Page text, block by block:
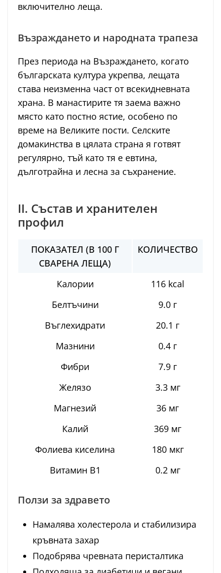
включително леща.
Възраждането и народната трапеза
През периода на Възраждането, когато
българската култура укрепва, лещата
става неизменна част от всекидневната
храна. В манастирите тя заема важно
място като постно ястие, особено по
време на Великите пости. Селските
домакинства в цялата страна я готвят
регулярно, тъй като тя е евтина,
дълготрайна и лесна за съхранение.
II. Състав и хранителен
профил
ПОКАЗАТЕЛ (В 100 Г
СВАРЕНА ЛЕЩА)
КОЛИЧЕСТВО
Калории
116 kcal
Белтъчини
9.0 г
Въглехидрати
20.1 г
Мазнини
0.4 г
Фибри
7.9 г
Желязо
3.3 мг
Магнезий
36 мг
Калий
369 мг
Фолиева киселина
180 мкг
Витамин B1
0.2 мг
Ползи за здравето
Намалява холестерола и стабилизира
кръвната захар
Подобрява чревната перисталтика